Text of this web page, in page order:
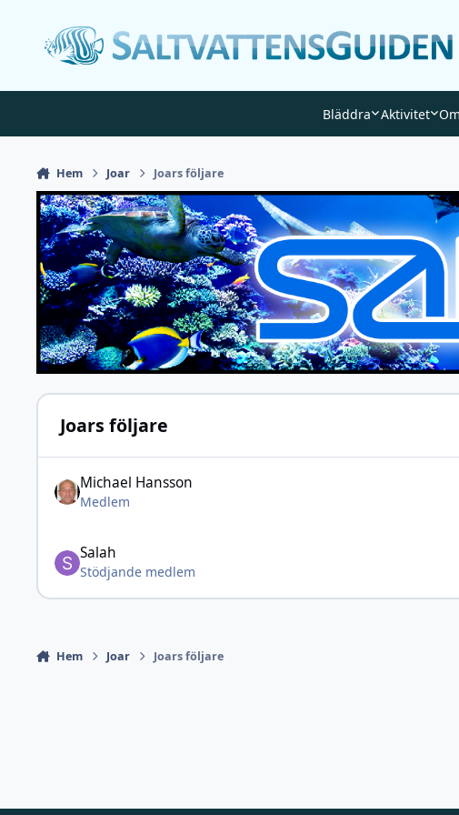
Bläddra Aktivitet
Hem Joar Joars följare
Joars följare
Michael Hansson
Medlem
Salah
Stödjande medlem
Hem Joar Joars följare